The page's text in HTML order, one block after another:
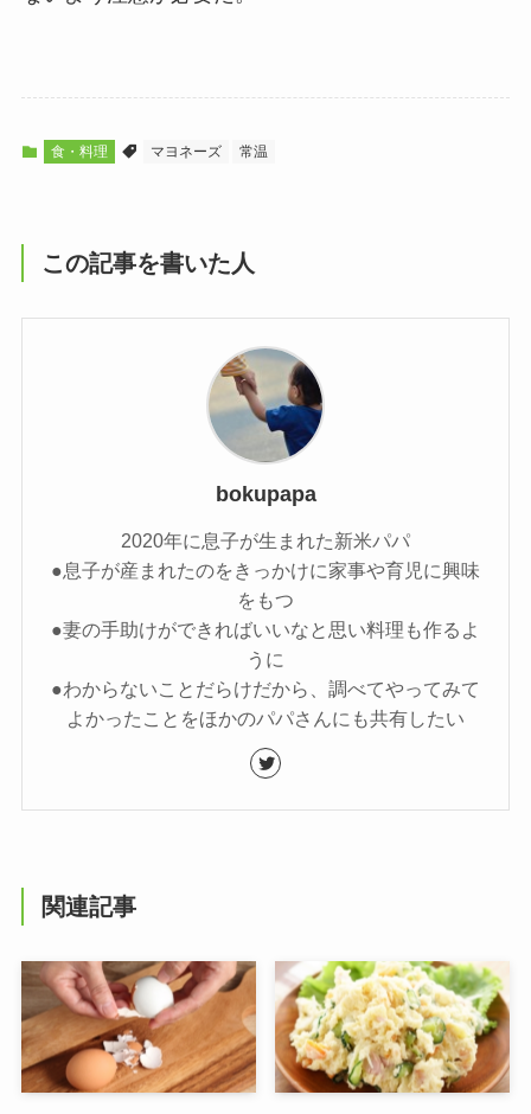
食・料理 マヨネーズ 常温
この記事を書いた人
bokupapa
2020年に息子が生まれた新米パパ
●息子が産まれたのをきっかけに家事や育児に興味
をもつ
●妻の手助けができればいいなと思い料理も作るよ
うに
●わからないことだらけだから、調べてやってみて
よかったことをほかのパパさんにも共有したい
関連記事